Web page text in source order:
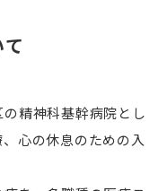
精神科基幹病院とし
心の休息のための入